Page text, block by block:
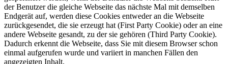
der Benutzer die gleiche Webseite das nächste Mal mit demselben
Endgerät auf, werden diese Cookies entweder an die Webseite
zurückgesendet, die sie erzeugt hat (First Party Cookie) oder an eine
andere Webseite gesandt, zu der sie gehören (Third Party Cookie).
Dadurch erkennt die Webseite, dass Sie mit diesem Browser schon
einmal aufgerufen wurde und variiert in manchen Fällen den
angezeigten Inhalt.